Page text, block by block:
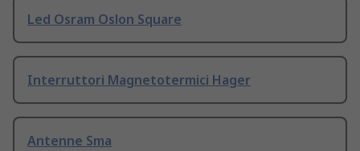
Led Osram Oslon Square
Interruttori Magnetotermici Hager
Antenne Sma